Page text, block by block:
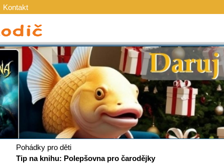
Kontakt
Pohádky pro děti
Tip na knihu: Polepšovna pro čarodějky